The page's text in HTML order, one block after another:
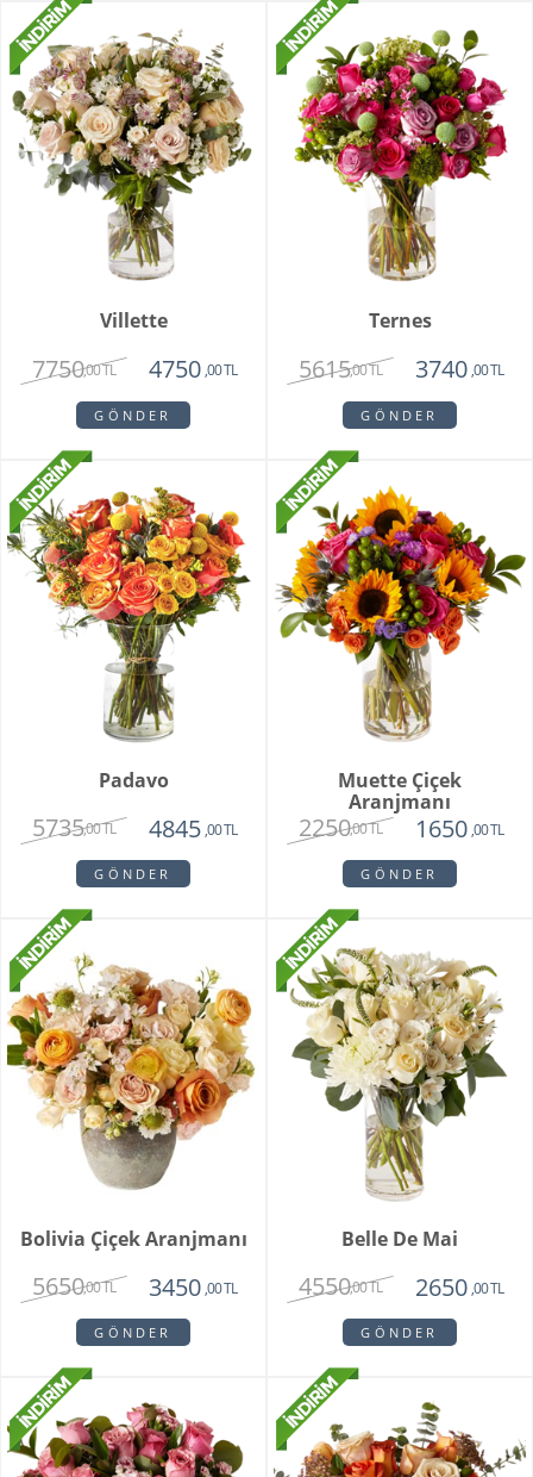
Villette
7750,00 TL 4750,00 TL
GÖNDER
Ternes
5615,00 TL 3740,00 TL
GÖNDER
Padavo
5735,00 TL 4845 ,00 TL
GÖNDER
Muette Çiçek
Aranjmanı
2250,00 TL 1650 ,00 TL
GÖNDER
Bolivia Çiçek Aranjmanı
5650,00 TL 3450 ,00 TL
GÖNDER
Belle De Mai
4550,00 TL 2650 ,00 TL
GÖNDER